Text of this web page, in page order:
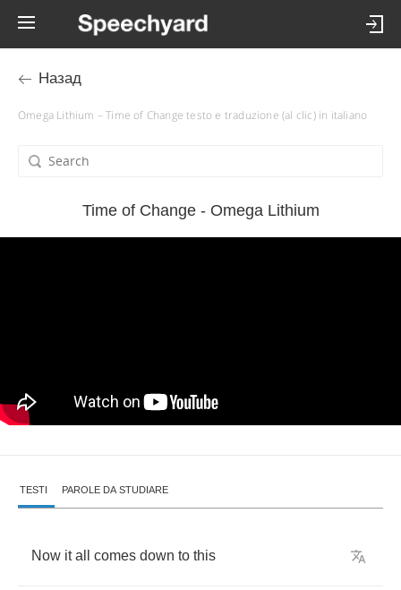
Назад
Omega Lithium – Time of Change testo e traduzione (al clic) in italiano
Time of Change - Omega Lithium
TESTI PAROLE DA STUDIARE
Now it all comes down to this